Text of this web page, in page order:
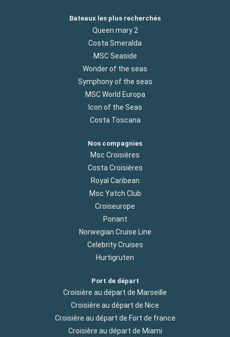
Bateaux les plus recherchés
Queen mary 2
Costa Smeralda
MSC Seaside
Wonder of the seas
Symphony of the seas
MSC World Europa
Icon of the Seas
Costa Toscana
Nos compagnies
Msc Croisières
Costa Croisières
Royal Caribean
Msc Yatch Club
Croiseurope
Ponant
Norwegian Cruise Line
Celebrity Cruises
Hurtigruten
Port de départ
Croisière au départ de Marseille
Croisière au départ de Nice
Croisière au départ de Fort de france
Croisière au départ de Miami